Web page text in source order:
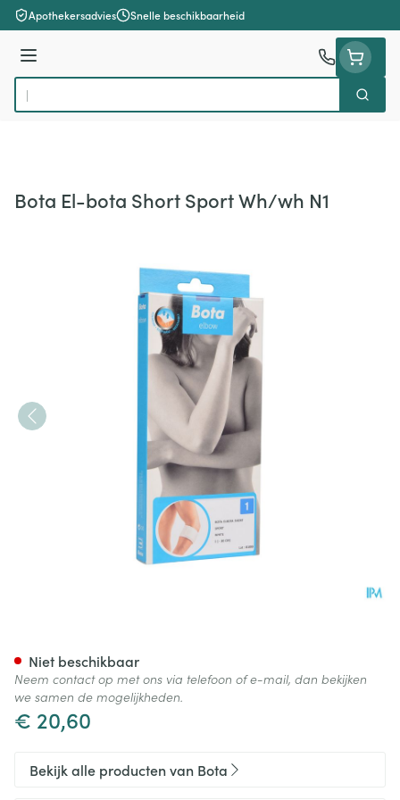
Ga naar de inhoud
Apothekersadvies Snelle beschikbaarheid
Menu
Product, merk, categorie...
Zoek
Bota El-bota Short Sport Wh/wh N1
€ 20,60
Niet beschikbaar
Neem contact op met ons via telefoon of e-mail, dan bekijken
we samen de mogelijkheden.
Bekijk alle producten van Bota